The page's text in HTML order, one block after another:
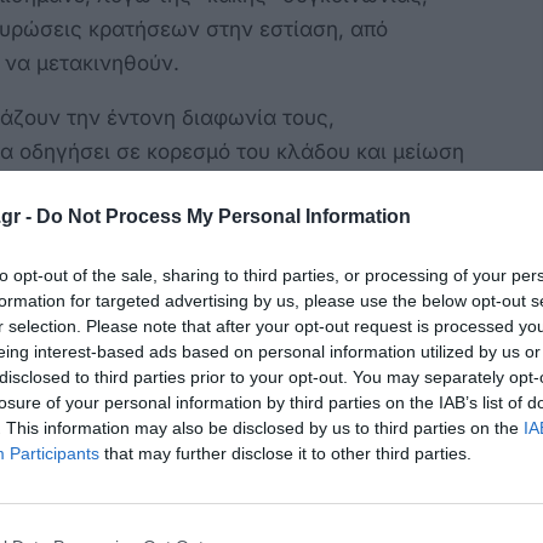
- Do Not Process My Personal Information
opt-out of the sale, sharing to third parties, or processing of your
for targeted advertising by us, please use the below opt-out
selection. Please note that after your opt-out request is processed
interest-based ads based on personal information utilized by us
to third parties prior to your opt-out. You may separately
of your personal information by third parties on the IAB’s list of
This information may also be disclosed by us to third parties on the
Participants that may further disclose it to other third parties.
κρατήσεων στην εστίαση, από
μετακινηθούν.
την έντονη διαφωνία τους,
οδηγήσει σε κορεσμό του κλάδου και μείωση
Πρόεδρος του Σωματείου Ταξί Κω, κ.
προτίθενται να καταθέσουν προσφυγή
Όσον αφορά την φετινή σεζόν, ο κ. Κίννας
πελατών για την εξυπηρέτησή τους
σε σχέση με πέρυσι και σε αυτό βοήθησε
τους με βανάκια, τα οποία θα αυξηθούν
και ο Αντιπεριφερειάρχης
επισημαίνοντας ότι η Περιφέρεια
προχωρήσει στην αύξηση των αδειών,